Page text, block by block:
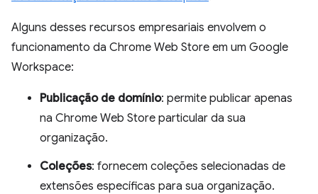
Alguns desses recursos empresariais envolvem o
funcionamento da Chrome Web Store em um Google
Workspace:
Publicação de domínio: permite publicar apenas
na Chrome Web Store particular da sua
organização.
Coleções: fornecem coleções selecionadas de
extensões específicas para sua organização.